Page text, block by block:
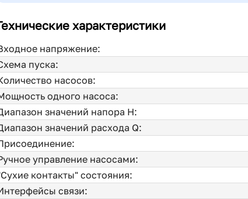
характеристики
напряжение:
пуска:
насосов:
одного насоса:
значений напора H:
значений расхода Q:
управление насосами:
контакты" состояния:
связи: